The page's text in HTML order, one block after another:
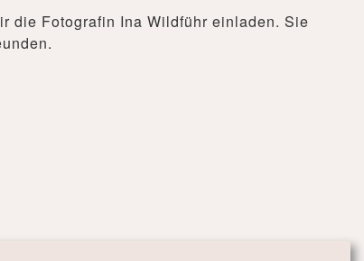
die Fotografin Ina Wildführ einladen. Sie